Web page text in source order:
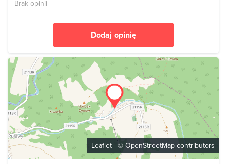
Brak opinii
Dodaj opinię
Leaflet | © OpenStreetMap contributors